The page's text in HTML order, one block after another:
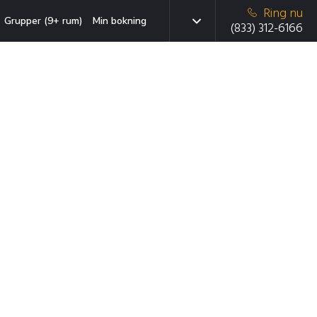
Grupper (9+ rum) Min bokning
Ring nu
(833) 312-6166